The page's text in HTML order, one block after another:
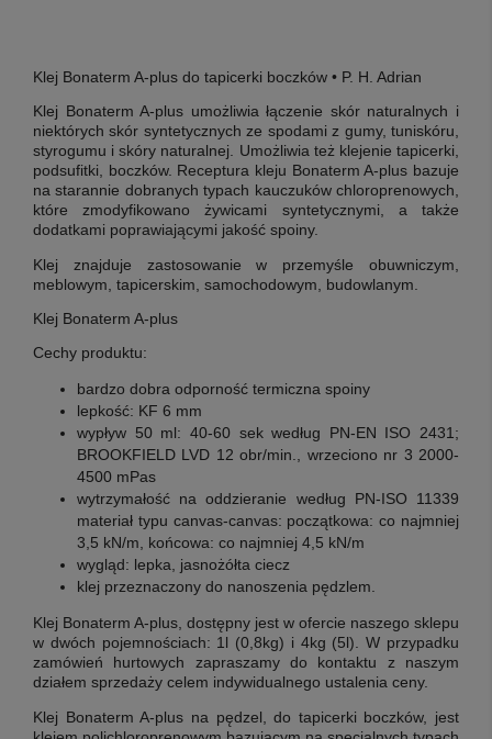
Klej Bonaterm A-plus do tapicerki boczków • P. H. Adrian
Klej Bonaterm A-plus umożliwia łączenie skór naturalnych i
niektórych skór syntetycznych ze spodami z gumy, tuniskóru,
styrogumu i skóry naturalnej. Umożliwia też klejenie tapicerki,
podsufitki, boczków. Receptura kleju Bonaterm A-plus bazuje
na starannie dobranych typach kauczuków chloroprenowych,
które zmodyfikowano żywicami syntetycznymi, a także
dodatkami poprawiającymi jakość spoiny.
Klej znajduje zastosowanie w przemyśle obuwniczym,
meblowym, tapicerskim, samochodowym, budowlanym.
Klej Bonaterm A-plus
Cechy produktu:
bardzo dobra odporność termiczna spoiny
lepkość: KF 6 mm
wypływ 50 ml: 40-60 sek według PN-EN ISO 2431;
BROOKFIELD LVD 12 obr/min., wrzeciono nr 3 2000-
4500 mPas
wytrzymałość na oddzieranie według PN-ISO 11339
materiał typu canvas-canvas: początkowa: co najmniej
3,5 kN/m, końcowa: co najmniej 4,5 kN/m
wygląd: lepka, jasnożółta ciecz
klej przeznaczony do nanoszenia pędzlem.
Klej Bonaterm A-plus, dostępny jest w ofercie naszego sklepu
w dwóch pojemnościach: 1l (0,8kg) i 4kg (5l). W przypadku
zamówień hurtowych zapraszamy do kontaktu z naszym
działem sprzedaży celem indywidualnego ustalenia ceny.
Klej Bonaterm A-plus na pędzel, do tapicerki boczków, jest